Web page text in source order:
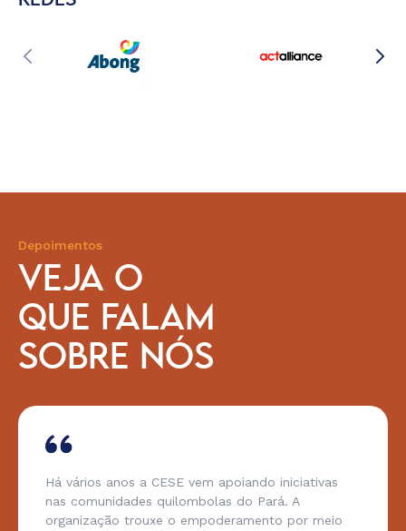
Depoimentos
VEJA O
QUE FALAM
SOBRE NÓS
Há vários anos a CESE vem apoiando iniciativas
nas comunidades quilombolas do Pará. A
organização trouxe o empoderamento por meio